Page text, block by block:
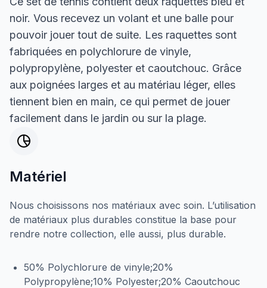
noir. Vous recevez un volant et une balle pour
pouvoir jouer tout de suite. Les raquettes sont
fabriquées en polychlorure de vinyle,
polypropylène, polyester et caoutchouc. Grâce
aux poignées larges et au matériau léger, elles
tiennent bien en main, ce qui permet de jouer
facilement dans le jardin ou sur la plage.
Matériel
Nous choisissons nos matériaux avec soin. L’utilisation
de matériaux plus durables constitue la base pour
rendre notre collection, elle aussi, plus durable.
50% Polychlorure de vinyle;20%
Polypropylène;10% Polyester;20% Caoutchouc